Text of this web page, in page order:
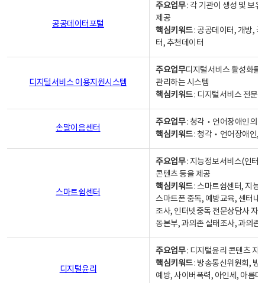
공공데이터포털
주요업무: 각 기관이 생성 및 보
제공
핵심키워드: 공공데이터, 개방,
터, 추천데이터
디지털서비스 이용지원시스템
주요업무디지털서비스 활성화를
관리하는 시스템
핵심키워드: 디지털서비스 전문
손말이음센터
주요업무: 청각‧언어장애인의
핵심키워드: 청각‧언어장애인,
스마트쉼센터
주요업무: 지능정보서비스(인터
콘텐츠 등을 제공
핵심키워드: 스마트쉼센터, 지능
스마트폰 중독, 예방교육, 센터내
조사, 인터넷중독 전문상담사 자
동본부, 과의존 실태조사, 과의존
디지털윤리
주요업무: 디지털윤리 콘텐츠 지
핵심키워드: 방송통신위원회, 방
예방, 사이버폭력, 아인세, 아름